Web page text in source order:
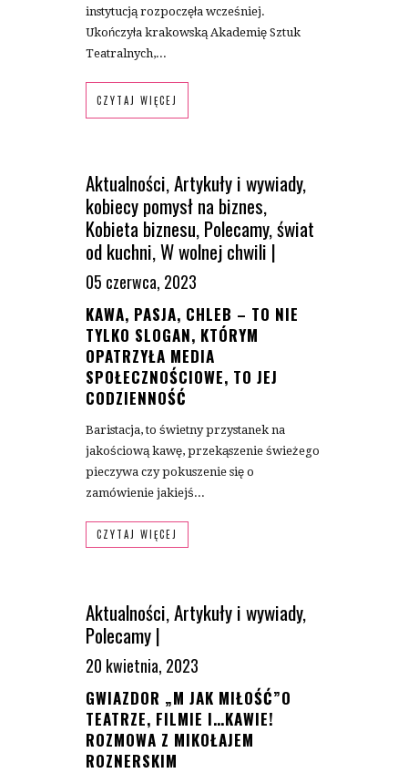
instytucją rozpoczęła wcześniej.
Ukończyła krakowską Akademię Sztuk
Teatralnych,...
CZYTAJ WIĘCEJ
Aktualności,Artykuły i wywiady,
kobiecy pomysł na biznes,
Kobieta biznesu,Polecamy,świat
od kuchni,W wolnej chwili |
05 czerwca, 2023
KAWA, PASJA, CHLEB – TO NIE
TYLKO SLOGAN, KTÓRYM
OPATRZYŁA MEDIA
SPOŁECZNOŚCIOWE, TO JEJ
CODZIENNOŚĆ
Baristacja, to świetny przystanek na
jakościową kawę, przekąszenie świeżego
pieczywa czy pokuszenie się o
zamówienie jakiejś...
CZYTAJ WIĘCEJ
Aktualności,Artykuły i wywiady,
Polecamy|
20 kwietnia, 2023
GWIAZDOR „M JAK MIŁOŚĆ”O
TEATRZE, FILMIE I…KAWIE!
ROZMOWA Z MIKOŁAJEM
ROZNERSKIM